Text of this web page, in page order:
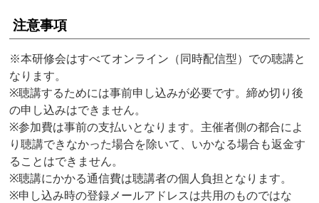
注意事項
※本研修会はすべてオンライン（同時配信型）での聴講と
なります。
※聴講するためには事前申し込みが必要です。締め切り後
の申し込みはできません。
※参加費は事前の支払いとなります。主催者側の都合によ
り聴講できなかった場合を除いて、いかなる場合も返金す
ることはできません。
※聴講にかかる通信費は聴講者の個人負担となります。
※申し込み時の登録メールアドレスは共用のものではな